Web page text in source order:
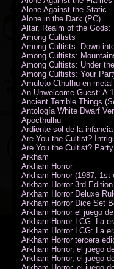
Alone Against the Static
Alone in the Dark (PC)
Altar, Realm of the Gods:
Among Cultists
Among Cultists: Down
Among Cultists:
Among Cultists: Under
Among Cultists: Your
Amuleto Cthulhu en metal
An Unwelcome Guest: A
Ancient Terrible Things
Antología White Dwarf
Apocthulhu
Ardiente sol de la
Are You the Cultist?
Are You the Cultist?
Arkham
Arkham Horror
Arkham Horror (1987, 1st
Arkham Horror 3rd Edition
Arkham Horror Deluxe
Arkham Horror Dice Set
Arkham Horror el juego
Arkham Horror LCG: La
Arkham Horror LCG: La
Arkham Horror tercera
Arkham Horror, el juego
Arkham Horror, el juego